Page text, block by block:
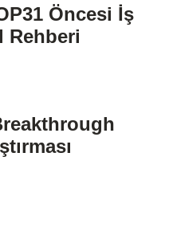
Öncesi İş
Rehberi